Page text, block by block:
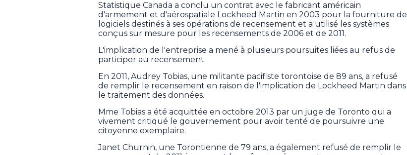
Statistique Canada a conclu un contrat avec le fabricant américain
d'armement et d'aérospatiale Lockheed Martin en 2003 pour la fourniture de
logiciels destinés à ses opérations de recensement et a utilisé les systèmes
conçus sur mesure pour les recensements de 2006 et de 2011.
L'implication de l'entreprise a mené à plusieurs poursuites liées au refus de
participer au recensement.
En 2011, Audrey Tobias, une militante pacifiste torontoise de 89 ans, a refusé
de remplir le recensement en raison de l'implication de Lockheed Martin dans
le traitement des données.
Mme Tobias a été acquittée en octobre 2013 par un juge de Toronto qui a
vivement critiqué le gouvernement pour avoir tenté de poursuivre une
citoyenne exemplaire.
Janet Churnin, une Torontienne de 79 ans, a également refusé de remplir le